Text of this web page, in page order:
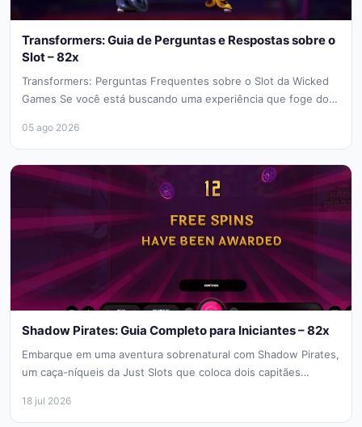
Transformers: Guia de Perguntas e Respostas sobre o
Slot – 82x
Transformers: Perguntas Frequentes sobre o Slot da Wicked
Games Se você está buscando uma experiência que foge do
05 ago 2026
Shadow Pirates: Guia Completo para Iniciantes – 82x
Embarque em uma aventura sobrenatural com Shadow Pirates,
um caça-níqueis da Just Slots que coloca dois capitães
18 jul 2026